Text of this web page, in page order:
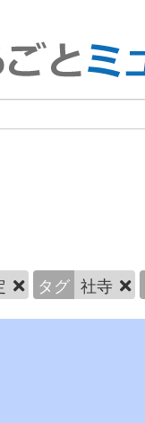
タグ 社寺